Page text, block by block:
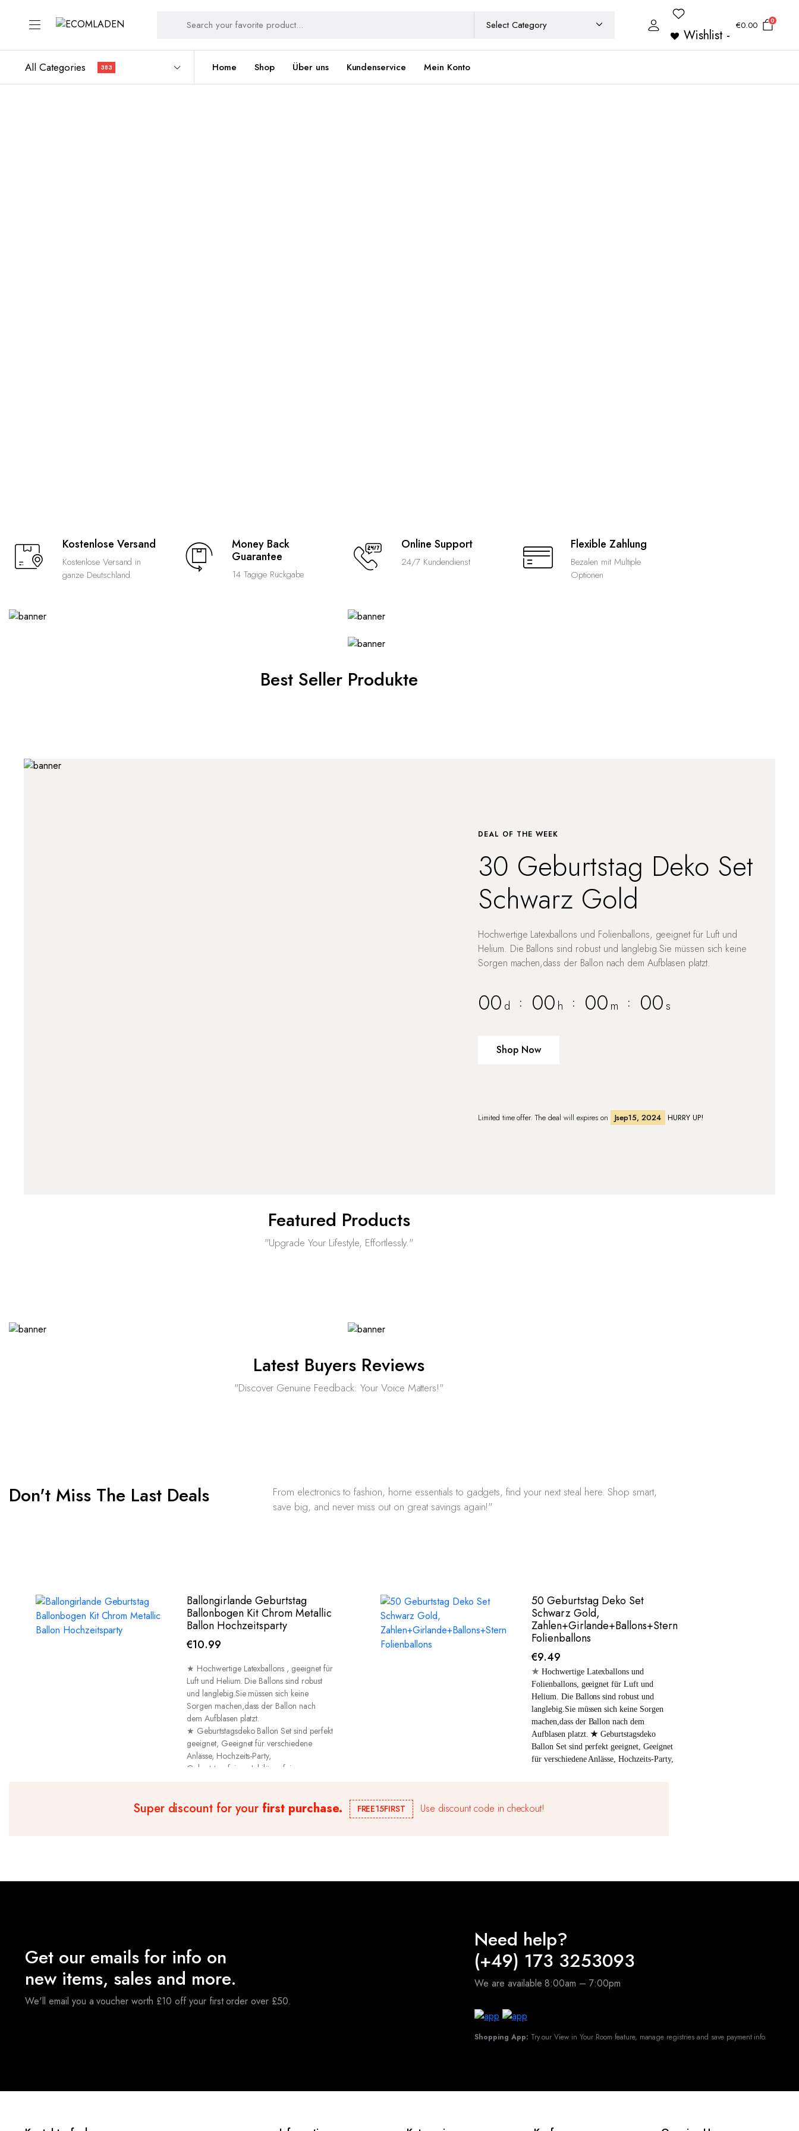
Wishlist -
€0.00 0
All Categories 383 Home Shop Über uns Kundenservice Mein Konto
Kostenlose Versand
Kostenlose Versand in
ganze Deutschland.
Money Back
Guarantee
14 Tagige Rückgabe
Online Support
24/7 Kundendienst
Flexible Zahlung
Bezalen mit Multiple
Optionen
Best Seller Produkte
DEAL OF THE WEEK
30 Geburtstag Deko Set
Schwarz Gold
Hochwertige Latexballons und Folienballons, geeignet für Luft und
Helium. Die Ballons sind robust und langlebig.Sie müssen sich keine
Sorgen machen,dass der Ballon nach dem Aufblasen platzt.
00 d : 00 h : 00 m : 00s
Shop Now
Limited time offer. The deal will expires on Jsep15, 2024 HURRY UP!
Featured Products
"Upgrade Your Lifestyle, Effortlessly."
Latest Buyers Reviews
"Discover Genuine Feedback: Your Voice Matters!"
Don't Miss The Last Deals
From electronics to fashion, home essentials to gadgets, find your next steal here. Shop smart,
save big, and never miss out on great savings again!"
Ballongirlande Geburtstag
Ballonbogen Kit Chrom Metallic
Ballon Hochzeitsparty
€10.99
★ Hochwertige Latexballons , geeignet für
Luft und Helium. Die Ballons sind robust
und langlebig.Sie müssen sich keine
Sorgen machen,dass der Ballon nach
dem Aufblasen platzt.
★ Geburtstagsdeko Ballon Set sind perfekt
geeignet, Geeignet für verschiedene
Anlässe, Hochzeits-Party,
Geburtstagsfeiern, Jubiläumsfeiern,
50 Geburtstag Deko Set
Schwarz Gold,
Zahlen+Girlande+Ballons+Stern
Folienballons
€9.49
★ Hochwertige Latexballons und
Folienballons, geeignet für Luft und
Helium. Die Ballons sind robust und
langlebig.Sie müssen sich keine Sorgen
machen,dass der Ballon nach dem
Aufblasen platzt. ★ Geburtstagsdeko
Ballon Set sind perfekt geeignet, Geeignet
für verschiedene Anlässe, Hochzeits-Party,
Girlande: Schwarz Gold 2x 32" Zahlen
Super discount for your first purchase. FREE15FIRST Use discount code in checkout!
Get our emails for info on
new items, sales and more.
We'll email you a voucher worth £10 off your first order over £50.
Need help?
(+49) 173 3253093
We are available 8:00am – 7:00pm
Shopping App: Try our View in Your Room feature, manage registries and save payment info.